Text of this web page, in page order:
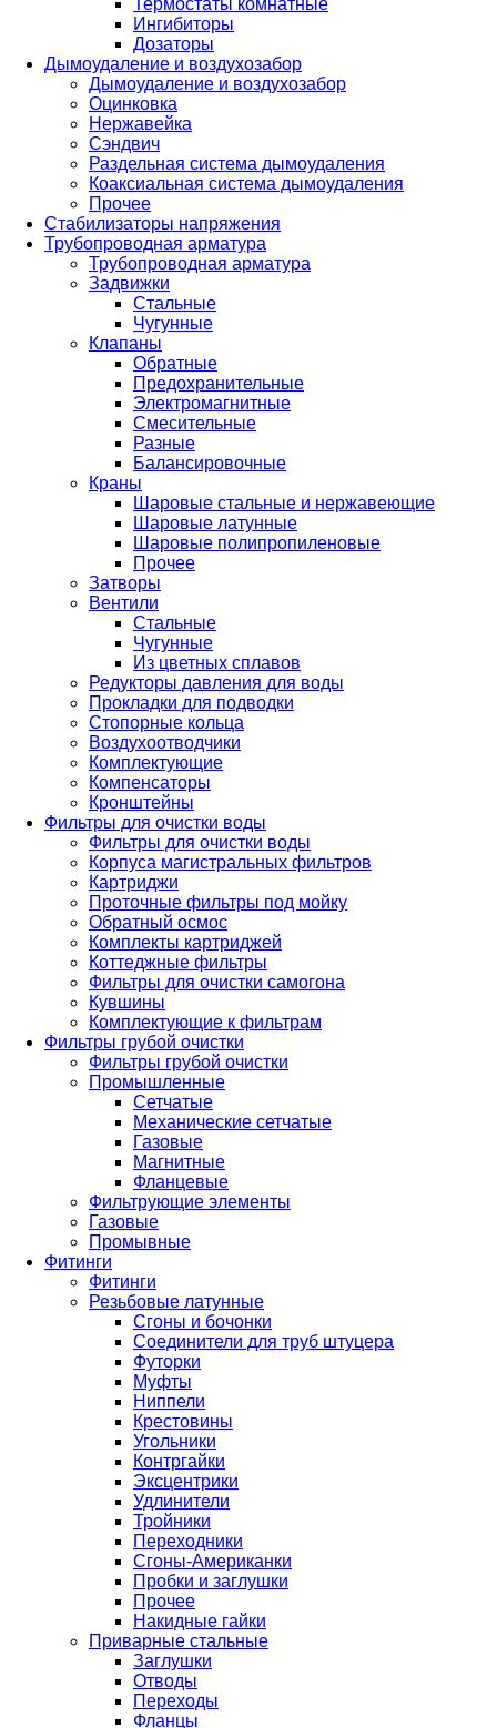
Термостаты комнатные
Ингибиторы
Дозаторы
Дымоудаление и воздухозабор
Дымоудаление и воздухозабор
Оцинковка
Нержавейка
Сэндвич
Раздельная система дымоудаления
Коаксиальная система дымоудаления
Прочее
Стабилизаторы напряжения
Трубопроводная арматура
Трубопроводная арматура
Задвижки
Стальные
Чугунные
Клапаны
Обратные
Предохранительные
Электромагнитные
Смесительные
Разные
Балансировочные
Краны
Шаровые стальные и нержавеющие
Шаровые латунные
Шаровые полипропиленовые
Прочее
Затворы
Вентили
Стальные
Чугунные
Из цветных сплавов
Редукторы давления для воды
Прокладки для подводки
Стопорные кольца
Воздухоотводчики
Комплектующие
Компенсаторы
Кронштейны
Фильтры для очистки воды
Фильтры для очистки воды
Корпуса магистральных фильтров
Картриджи
Проточные фильтры под мойку
Обратный осмос
Комплекты картриджей
Коттеджные фильтры
Фильтры для очистки самогона
Кувшины
Комплектующие к фильтрам
Фильтры грубой очистки
Фильтры грубой очистки
Промышленные
Сетчатые
Механические сетчатые
Газовые
Магнитные
Фланцевые
Фильтрующие элементы
Газовые
Промывные
Фитинги
Фитинги
Резьбовые латунные
Сгоны и бочонки
Соединители для труб штуцера
Футорки
Муфты
Ниппели
Крестовины
Угольники
Контргайки
Эксцентрики
Удлинители
Тройники
Переходники
Сгоны-Американки
Пробки и заглушки
Прочее
Накидные гайки
Приварные стальные
Заглушки
Отводы
Переходы
Фланцы